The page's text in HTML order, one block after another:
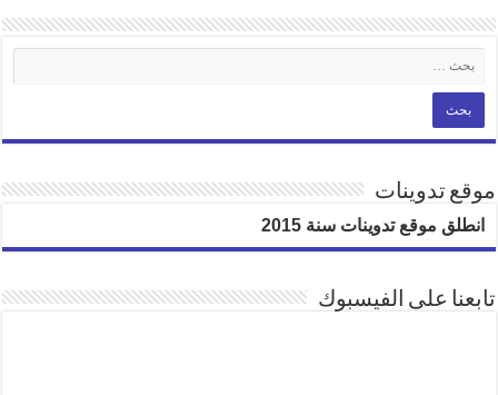
موقع تدوينات
انطلق موقع تدوينات سنة 2015
تابعنا على الفيسبوك